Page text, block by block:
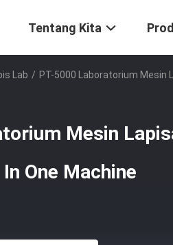
Tentang Kita
Lab / PT-5000 Laboratorium Mesin
Mesin
One Machine